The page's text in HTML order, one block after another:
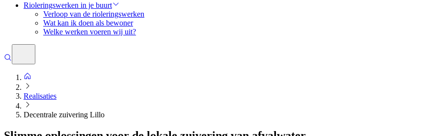
Rioleringswerken in je buurt
Verloop van de rioleringswerken
Wat kan ik doen als bewoner
Welke werken voeren wij uit?
Realisaties
Decentrale zuivering Lillo